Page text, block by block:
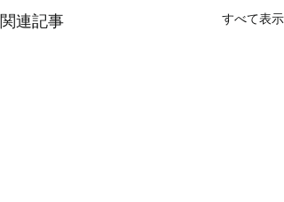
関連記事 すべて表示